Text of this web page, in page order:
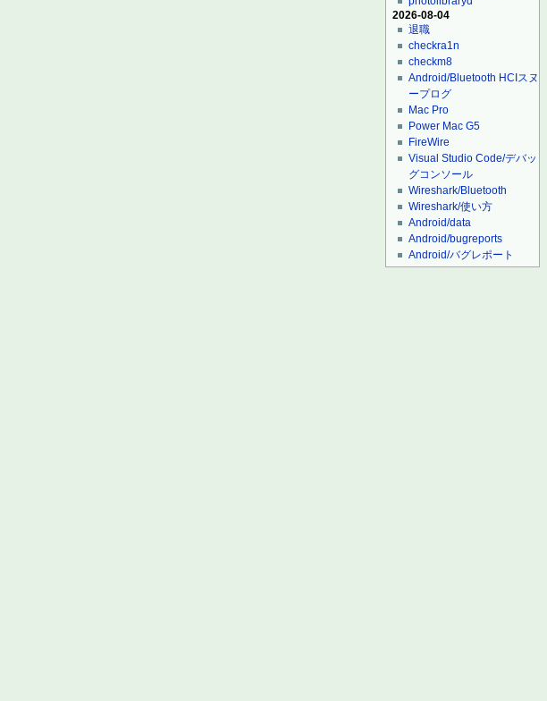
2026-08-04
退職
checkra1n
checkm8
Android/Bluetooth HCIスヌ
ープログ
Mac Pro
Power Mac G5
FireWire
Visual Studio Code/デバッ
グコンソール
Wireshark/Bluetooth
Wireshark/使い方
Android/data
Android/bugreports
Android/バグレポート